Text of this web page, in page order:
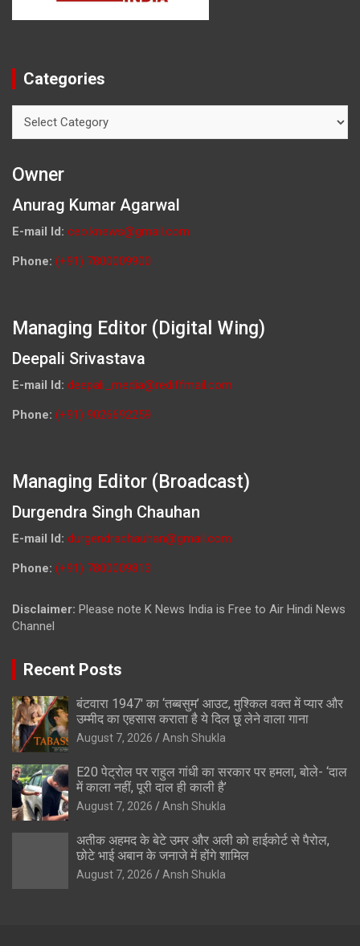
Categories
Owner
Anurag Kumar Agarwal
E-mail Id: ceo.knews@gmail.com
Phone: (+91) 7800009900
Managing Editor (Digital Wing)
Deepali Srivastava
E-mail Id: deepali_media@rediffmail.com
Phone: (+91) 9026692259
Managing Editor (Broadcast)
Durgendra Singh Chauhan
E-mail Id: durgendrachauhan@gmail.com
Phone: (+91) 7800009813
Disclaimer: Please note K News India is Free to Air Hindi News
Channel
Recent Posts
बंटवारा 1947′ का ‘तब्बसुम’ आउट, मुश्किल वक्त में प्यार और
उम्मीद का एहसास कराता है ये दिल छू लेने वाला गाना
August 7, 2026 Ansh Shukla
E20 पेट्रोल पर राहुल गांधी का सरकार पर हमला, बोले- ‘दाल
में काला नहीं, पूरी दाल ही काली है’
August 7, 2026 Ansh Shukla
अतीक अहमद के बेटे उमर और अली को हाईकोर्ट से पैरोल,
छोटे भाई अबान के जनाजे में होंगे शामिल
August 7, 2026 Ansh Shukla